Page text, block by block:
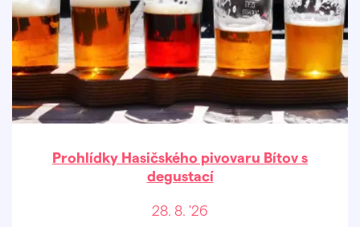
Prohlídky Hasičského pivovaru Bítov s
degustací
28. 8. '26